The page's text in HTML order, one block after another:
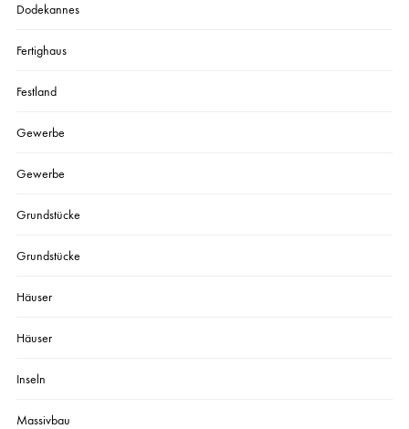
Dodekannes
Fertighaus
Festland
Gewerbe
Gewerbe
Grundstücke
Grundstücke
Häuser
Häuser
Inseln
Massivbau